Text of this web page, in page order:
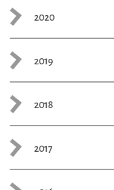
2020
2019
2018
2017